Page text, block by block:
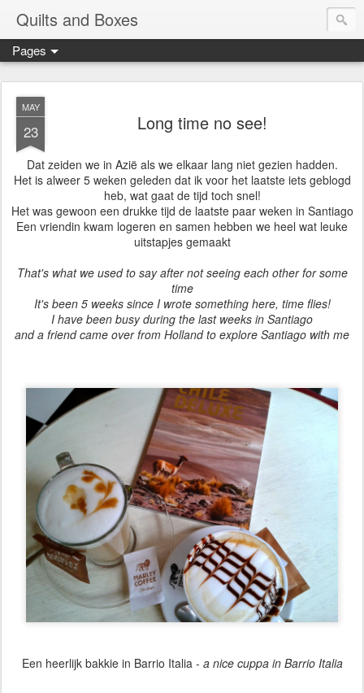
Quilts and Boxes
Pages
MAY
23 Long time no see!
Dat zeiden we in Azië als we elkaar lang niet gezien hadden.
Het is alweer 5 weken geleden dat ik voor het laatste iets geblogd
heb, wat gaat de tijd toch snel!
Het was gewoon een drukke tijd de laatste paar weken in Santiago
Een vriendin kwam logeren en samen hebben we heel wat leuke
uitstapjes gemaakt
That's what we used to say after not seeing each other for some
time
It's been 5 weeks since I wrote something here, time flies!
I have been busy during the last weeks in Santiago
and a friend came over from Holland to explore Santiago with me
Een heerlijk bakkie in Barrio Italia - a nice cuppa in Barrio Italia